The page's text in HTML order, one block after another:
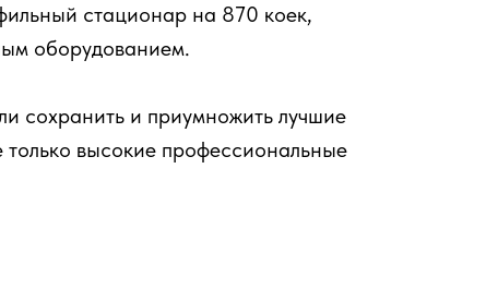
стационар на 870 коек,
оборудованием.
сохранить и приумножить лучшие
высокие профессиональные